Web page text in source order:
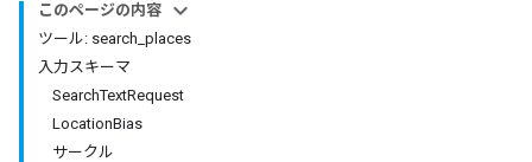
このページの内容
ツール: search_places
入力スキーマ
SearchTextRequest
LocationBias
サークル